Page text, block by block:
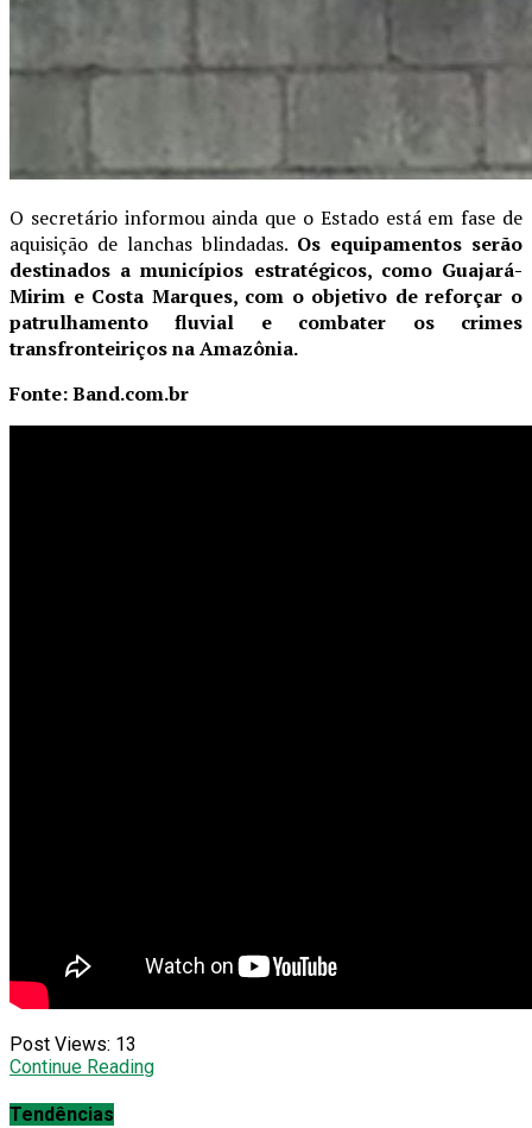
O secretário informou ainda que o Estado está em fase de
aquisição de lanchas blindadas. Os equipamentos serão
destinados a municípios estratégicos, como Guajará-
Mirim e Costa Marques, com o objetivo de reforçar o
patrulhamento fluvial e combater os crimes
transfronteiriços na Amazônia.
Fonte: Band.com.br
Post Views: 13
Continue Reading
Tendências